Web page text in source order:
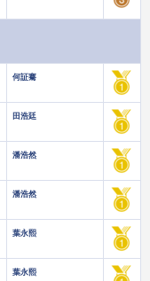
何証騫
田浩廷
潘浩然
潘浩然
葉永熙
葉永熙